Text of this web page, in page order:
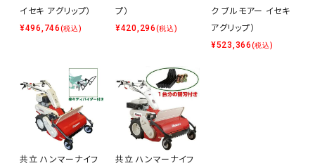
イセキ アグリップ）
¥496,746(税込)
プ）
¥420,296(税込)
ク ブルモアー イセキ
アグリップ）
¥523,366(税込)
共立 ハンマーナイフ
共立 ハンマーナイフ